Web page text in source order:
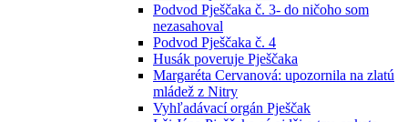
Podvod Pješčaka č. 3- do ničoho som
nezasahoval
Podvod Pješčaka č. 4
Husák poveruje Pješčaka
Margaréta Cervanová: upozornila na zlatú
mládež z Nitry
Vyhľadávací orgán Pješčak